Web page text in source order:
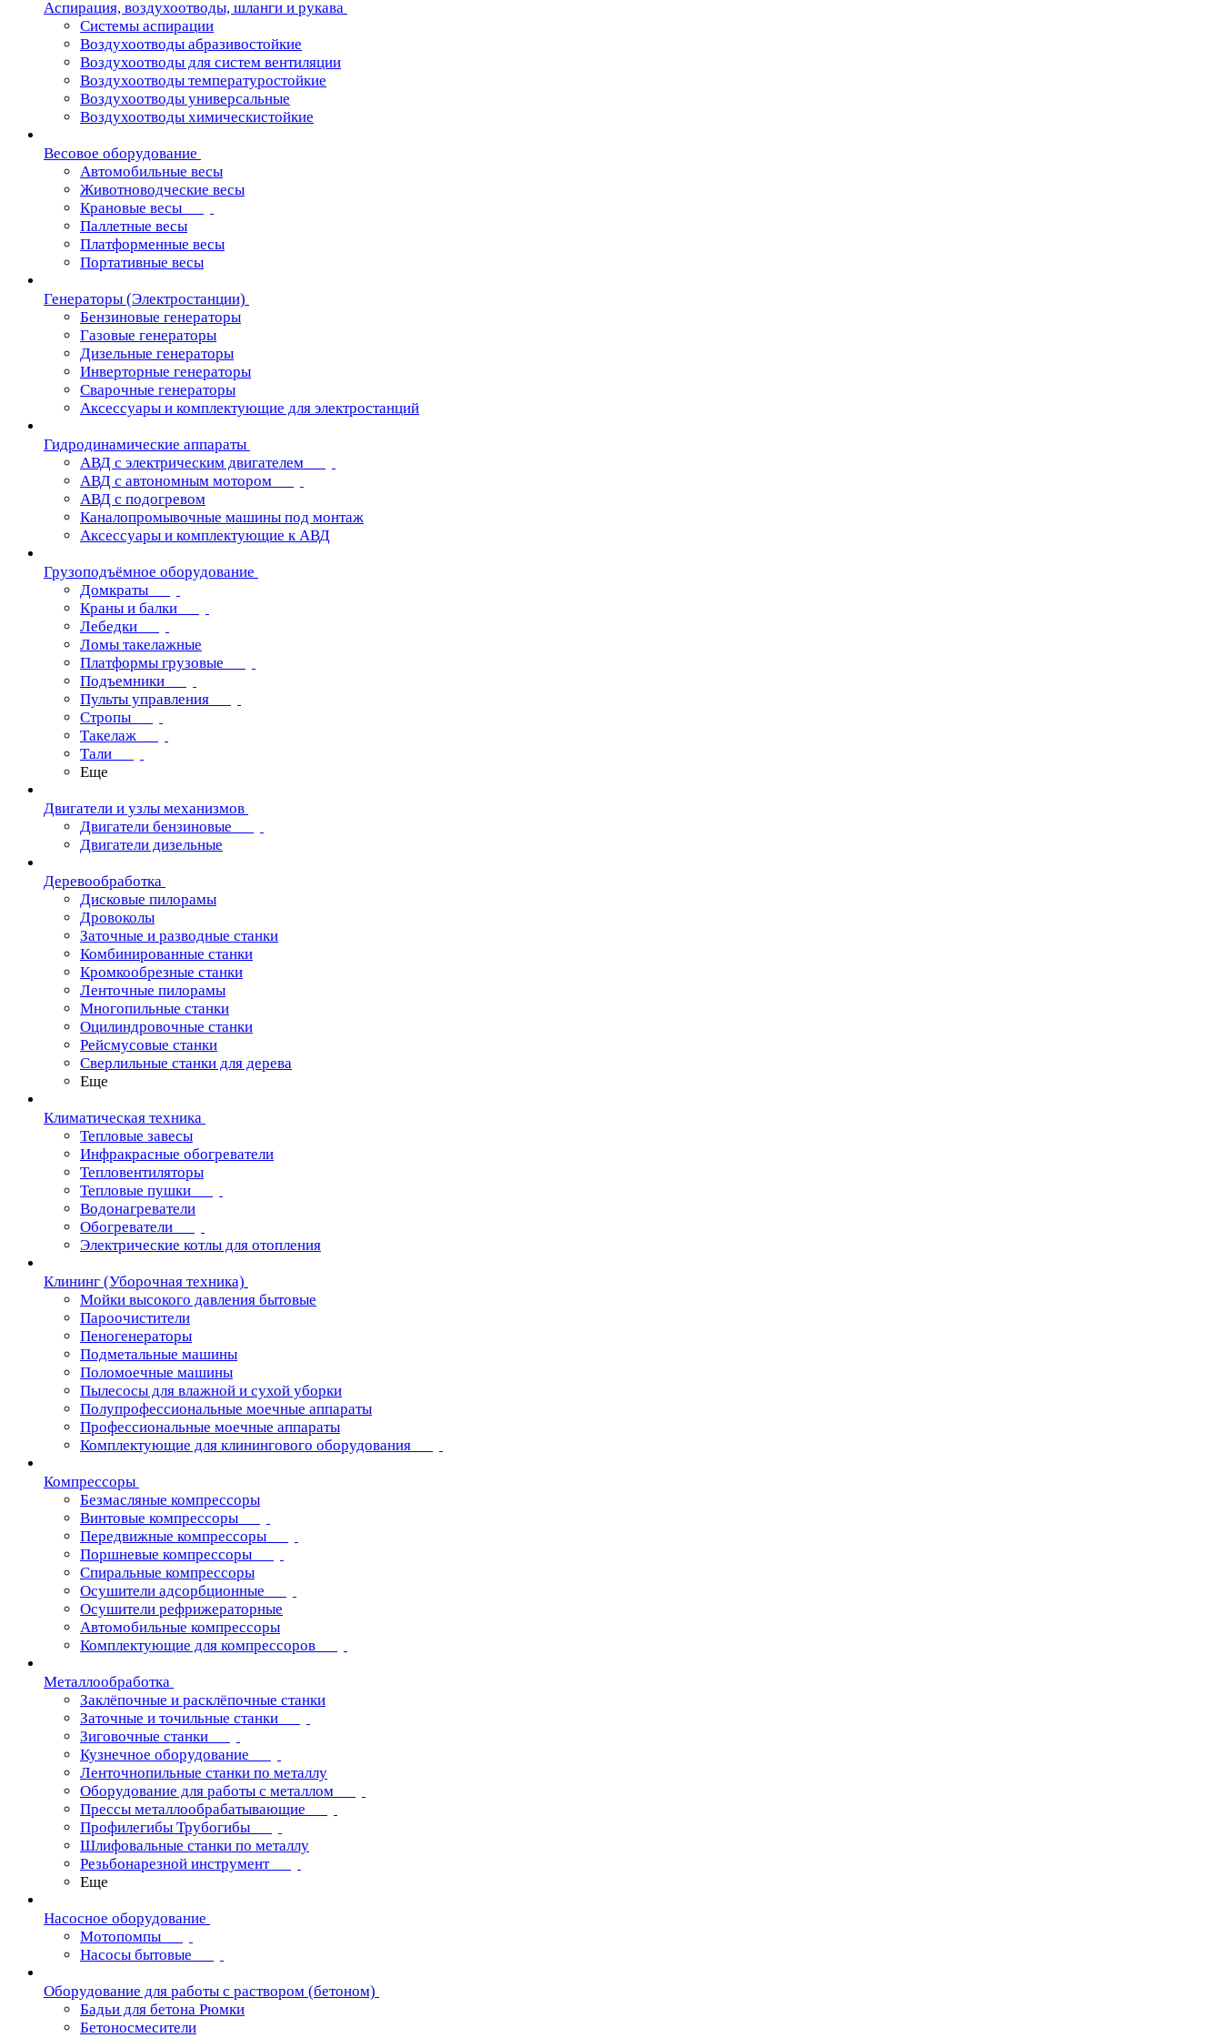
Аспирация, воздухоотводы, шланги и рукава
Системы аспирации
Воздухоотводы абразивостойкие
Воздухоотводы для систем вентиляции
Воздухоотводы температуростойкие
Воздухоотводы универсальные
Воздухоотводы химическистойкие
Весовое оборудование
Автомобильные весы
Животноводческие весы
Крановые весы
Паллетные весы
Платформенные весы
Портативные весы
Генераторы (Электростанции)
Бензиновые генераторы
Газовые генераторы
Дизельные генераторы
Инверторные генераторы
Сварочные генераторы
Аксессуары и комплектующие для электростанций
Гидродинамические аппараты
АВД с электрическим двигателем
АВД с автономным мотором
АВД с подогревом
Каналопромывочные машины под монтаж
Аксессуары и комплектующие к АВД
Грузоподъёмное оборудование
Домкраты
Краны и балки
Лебедки
Ломы такелажные
Платформы грузовые
Подъемники
Пульты управления
Стропы
Такелаж
Тали
Еще
Двигатели и узлы механизмов
Двигатели бензиновые
Двигатели дизельные
Деревообработка
Дисковые пилорамы
Дровоколы
Заточные и разводные станки
Комбинированные станки
Кромкообрезные станки
Ленточные пилорамы
Многопильные станки
Оцилиндровочные станки
Рейсмусовые станки
Сверлильные станки для дерева
Еще
Климатическая техника
Тепловые завесы
Инфракрасные обогреватели
Тепловентиляторы
Тепловые пушки
Водонагреватели
Обогреватели
Электрические котлы для отопления
Клининг (Уборочная техника)
Мойки высокого давления бытовые
Пароочистители
Пеногенераторы
Подметальные машины
Поломоечные машины
Пылесосы для влажной и сухой уборки
Полупрофессиональные моечные аппараты
Профессиональные моечные аппараты
Комплектующие для клинингового оборудования
Компрессоры
Безмасляные компрессоры
Винтовые компрессоры
Передвижные компрессоры
Поршневые компрессоры
Спиральные компрессоры
Осушители адсорбционные
Осушители рефрижераторные
Автомобильные компрессоры
Комплектующие для компрессоров
Металлообработка
Заклёпочные и расклёпочные станки
Заточные и точильные станки
Зиговочные станки
Кузнечное оборудование
Ленточнопильные станки по металлу
Оборудование для работы с металлом
Прессы металлообрабатывающие
Профилегибы Трубогибы
Шлифовальные станки по металлу
Резьбонарезной инструмент
Еще
Насосное оборудование
Мотопомпы
Насосы бытовые
Оборудование для работы с раствором (бетоном)
Бадьи для бетона Рюмки
Бетоносмесители